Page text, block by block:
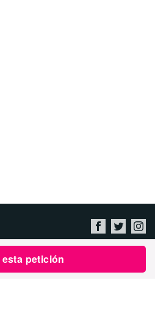
esta petición